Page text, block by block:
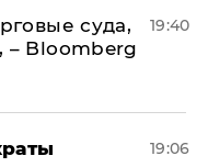
суда,
– Bloomberg
19:40
19:06